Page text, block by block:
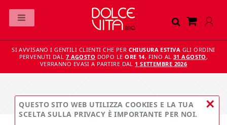
SI AVVISANO I GENTILI CLIENTI CHE PER CHIUSURA ESTIVA GLI ORDINI
PERVENUTI DAL 7 AGOSTO DOPO LEORE 14, FINO AL31 AGOSTO,
VERRANNO EVASI A PARTIRE DAL1 SETTEMBRE 2026
×
QUESTO SITO WEB UTILIZZA COOKIES E LA TUA
SCELTA SULLA PRIVACY È IMPORTANTE PER NOI.